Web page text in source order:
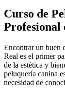
Curso de
Profesional
Encontrar un buen
Real es el primer
de la estética y
peluquería canina
necesidad de